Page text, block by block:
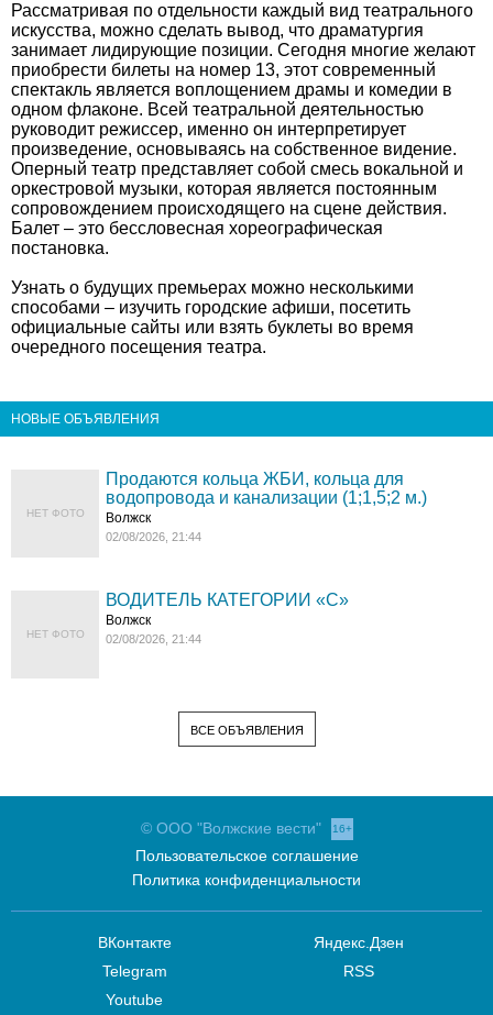
Рассматривая по отдельности каждый вид театрального
искусства, можно сделать вывод, что драматургия
занимает лидирующие позиции. Сегодня многие желают
приобрести билеты на номер 13, этот современный
спектакль является воплощением драмы и комедии в
одном флаконе. Всей театральной деятельностью
руководит режиссер, именно он интерпретирует
произведение, основываясь на собственное видение.
Оперный театр представляет собой смесь вокальной и
оркестровой музыки, которая является постоянным
сопровождением происходящего на сцене действия.
Балет – это бессловесная хореографическая
постановка.
Узнать о будущих премьерах можно несколькими
способами – изучить городские афиши, посетить
официальные сайты или взять буклеты во время
очередного посещения театра.
НОВЫЕ ОБЪЯВЛЕНИЯ
НЕТ ФОТО
Продаются кольца ЖБИ, кольца для
водопровода и канализации (1;1,5;2 м.)
Волжск
02/08/2026, 21:44
НЕТ ФОТО
ВОДИТЕЛЬ КАТЕГОРИИ «C»
Волжск
02/08/2026, 21:44
ВСЕ ОБЪЯВЛЕНИЯ
© ООО "Волжские вести" 16+
Пользовательское соглашение
Политика конфиденциальности
ВКонтакте
Telegram
Youtube
Яндекс.Дзен
RSS